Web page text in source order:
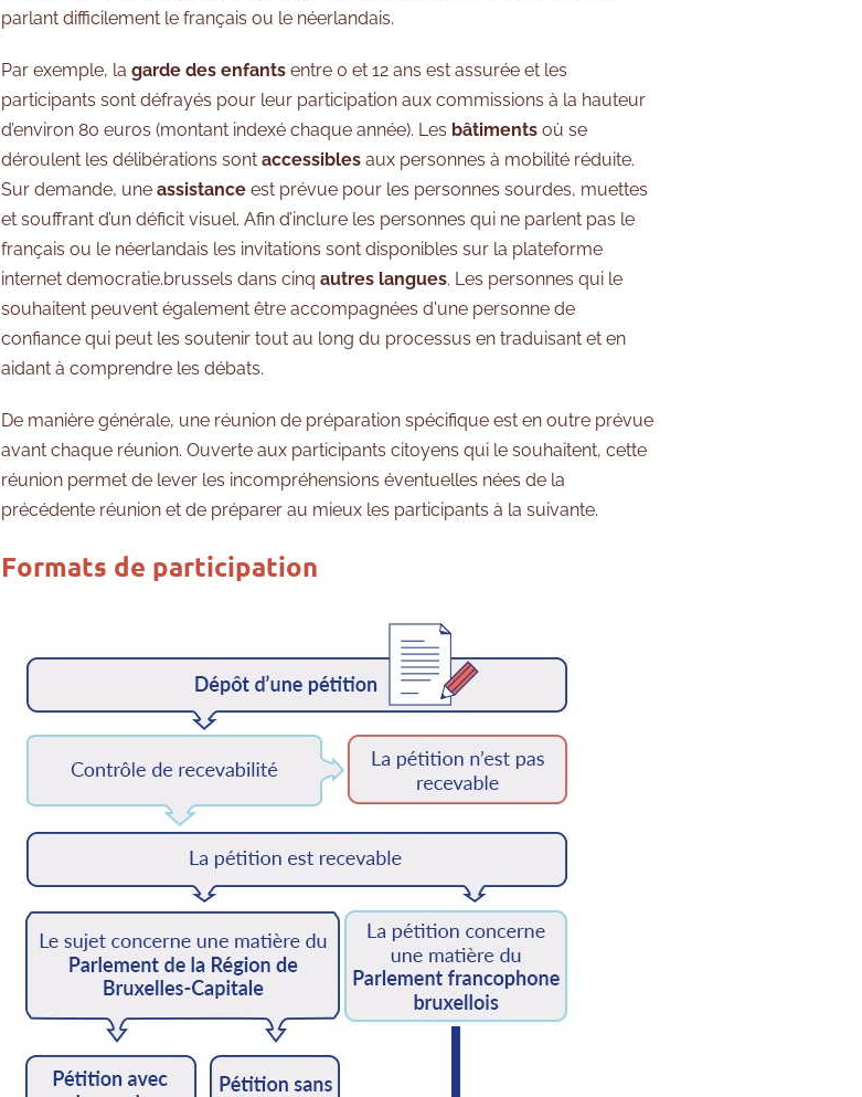
parlant difficilement le français ou le néerlandais.
Par exemple, lagarde des enfants entre 0 et 12 ans est assurée et les
participants sont défrayés pour leur participation aux commissions à la hauteur
d’environ 80 euros (montant indexé chaque année). Les bâtiments où se
déroulent les délibérations sontaccessibles aux personnes à mobilité réduite.
Sur demande, uneassistance est prévue pour les personnes sourdes, muettes
et souffrant d’un déficit visuel. Afin d’inclure les personnes qui ne parlent pas le
français ou le néerlandais les invitations sont disponibles sur la plateforme
internet democratie.brussels dans cinqautres langues. Les personnes qui le
souhaitent peuvent également être accompagnées d'une personne de
confiance qui peut les soutenir tout au long du processus en traduisant et en
aidant à comprendre les débats.
De manière générale, une réunion de préparation spécifique est en outre prévue
avant chaque réunion. Ouverte aux participants citoyens qui le souhaitent, cette
réunion permet de lever les incompréhensions éventuelles nées de la
précédente réunion et de préparer au mieux les participants à la suivante.
Formats de participation